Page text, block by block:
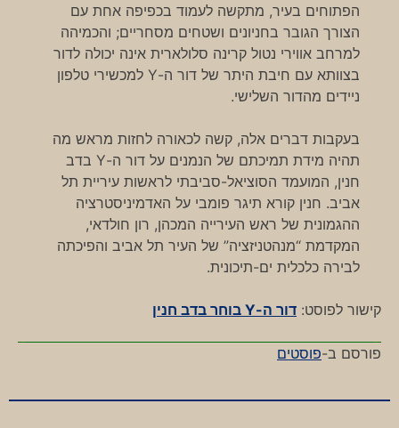
הפתוחים בעיר, מתקשה לעמוד בכפיפה אחת עם
הצורך הגובר בחניונים ושטחים מסחריים; והכמיהה
למרחב אווירי נטול קרינה סלולארית אינה יכולה לדור
בצוותא עם חיבת היתר של דור ה-Y למכשירי טלפון
ניידים מהדור השלישי.
בעקבות דברים אלה, קשה לכאורה לחזות מראש מה
תהיה מידת תמיכתם של הנמנים על דור ה-Y בדב
חנין, המועמד הסוציאל-סביבתי לראשות עיריית תל
אביב. חנין קורא תיגר פומבי על האדמיניסטרציה
ההגמונית של ראש העירייה המכהן, רון חולדאי,
המקדמת “מנהטניזציה” של העיר תל אביב והפיכתה
לבירה כלכלית ים-תיכונית.
קישור לפוסט: דור ה-Y בוחר בדב חנין
פורסם ב-פוסטים